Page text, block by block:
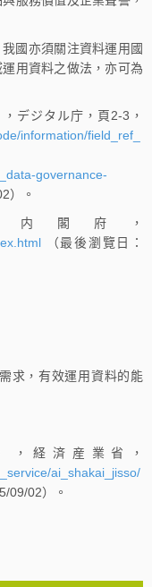
國亦須關注資料運用國
用資料之做法，亦可為
デジタル庁，頁2-3，
information/field_ref_
governance-
）。
内閣府，
（最後瀏覽日：
求，有效運用資料的能
，経済産業省，
ai_shakai_jisso/
09/02）。